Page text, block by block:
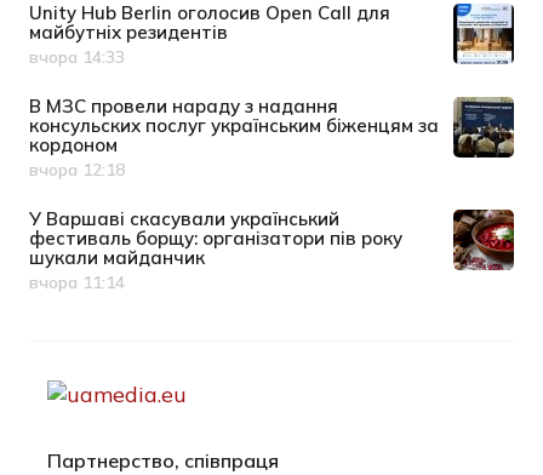
Unity Hub Berlin оголосив Open Call для
майбутніх резидентів
Дата публікації
вчора 14:33
В МЗС провели нараду з надання
консульских послуг українським біженцям за
кордоном
Дата публікації
вчора 12:18
У Варшаві скасували український
фестиваль борщу: організатори пів року
шукали майданчик
Дата публікації
вчора 11:14
Партнерство, співпраця